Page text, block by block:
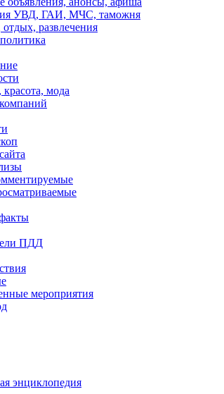
УВД, ГАИ, МЧС, таможня
отдых, развлечения
красота, мода
ПДД
мероприятия
энциклопедия